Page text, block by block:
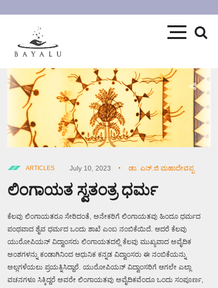
ARTICLES July 10, 2023 ಡಾ. ಎನ್.ಜಿ ಮಹಾದೇವಪ್ಪ
ಲಿಂಗಾಯತ ಸ್ವತಂತ್ರ ಧರ್ಮ
ಕೆಲವು ಲಿಂಗಾಯತರೂ ಸೇರಿದಂತೆ, ಅನೇಕರಿಗೆ ಲಿಂಗಾಯತವು ಹಿಂದೂ ಧರ್ಮದ
ಪಂಥವಾದ ಶೈವ ಧರ್ಮದ ಒಂದು ಶಾಖೆ ಎಂಬ ನಂಬಿಕೆಯಿದೆ. ಆದರೆ ಕೆಲವು
ಯುರೋಪಿಯನ್ ವಿದ್ವಾಂಸರು ಲಿಂಗಾಯತದಲ್ಲಿ ಕೆಲವು ಮುಖ್ಯವಾದ ಅವೈದಿಕ
ಅಂಶಗಳನ್ನು ಕಂಡಾಗಿನಿಂದ ಆಧುನಿಕ ಕನ್ನಡ ವಿದ್ವಾಂಸರು ಈ ನಂಬಿಕೆಯನ್ನು
ಅಲ್ಲಗಳೆಯಲು ಪ್ರಯತ್ನಿಸಿದ್ದಾರೆ. ಯುರೋಪಿಯನ್ ವಿದ್ವಾಂಸರಿಗೆ ಆಗಲೇ ಎಲ್ಲಾ
ವಚನಗಳೂ ಸಿಕ್ಕಿದ್ದರೆ ಅವರೇ ಲಿಂಗಾಯತವು ಅವೈದಿಕವೆಂದೂ ಒಂದು ಸಂಪೂರ್ಣ,